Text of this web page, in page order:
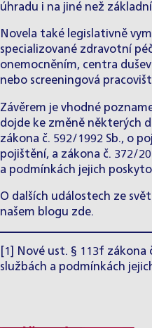
úhradu i na jiné než
Novela také legislativně
specializované zdravotní
onemocněním, centra
nebo screeningová
Závěrem je vhodné
dojde ke změně některých
zákona č. 592/1992 Sb., o
pojištění, a zákona č. 372/
a podmínkách jejich
O dalších událostech ze
našem blogu zde.
[1] Nové ust. § 113f
službách a podmínkách